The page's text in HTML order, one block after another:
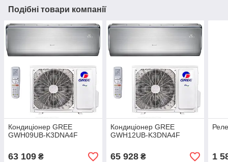
Подібні товари компанії
Кондиціонер GREE
GWH09UB-K3DNA4F
63 109 ₴
Кондиціонер GREE
GWH12UB-K3DNA4F
65 928₴ 1